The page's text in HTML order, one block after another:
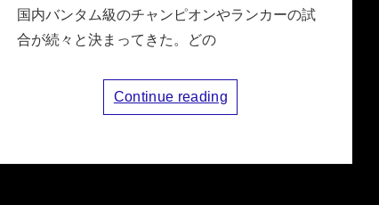
国内バンタム級のチャンピオンやランカーの試
合が続々と決まってきた。どの
Continue reading